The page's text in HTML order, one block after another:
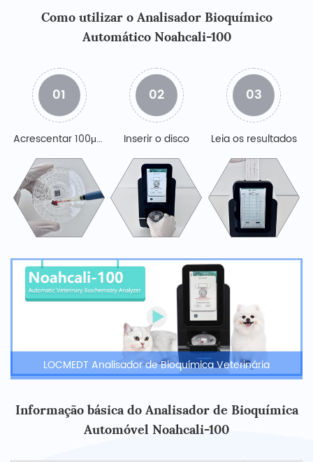
Como utilizar o Analisador Bioquímico
Automático Noahcali-100
01
Acrescentar 100μL Amostra
02
Inserir o disco
03
Leia os resultados
LOCMEDT Analisador de Bioquímica Veterinária
Informação básica do Analisador de Bioquímica
Automóvel Noahcali-100